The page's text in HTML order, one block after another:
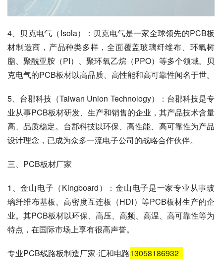
4、贝克电气（Isola）：贝克电气是一家全球领先的PCB板
材制造商，产品种类多样，全面覆盖玻璃纤维布、环氧树
脂、聚酰亚胺（PI）、聚环氧乙烷（PPO）等多个领域。贝
克电气的PCB板材以高品质、高性能和高可靠性闻名于世。
5、台郡科技（Taiwan Union Technology）：台郡科技是专
业从事PCB板材研发、生产和销售的企业，其产品技术含量
高、品质稳定。台郡科技以环保、高性能、高可靠性为产品
设计理念，已成为众多一流电子公司的战略合作伙伴。
三、PCB板材厂家
1、金山电子（Kingboard）：金山电子是一家专业从事玻
璃纤维布基板、高密度互连板（HDI）等PCB板材生产的企
业。其PCB板材以环保、高压、高频、高温、高可靠性等为
特点，在国际市场上享有很高声誉。
专业PCB线路板制造厂家-汇和电路13058186932